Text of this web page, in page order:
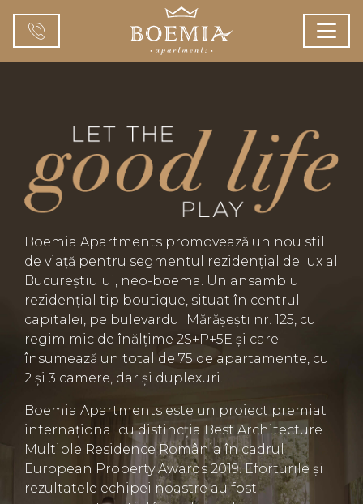
Boemia Apartments promovează un nou stil
de viață pentru segmentul rezidențial de lux al
Bucureștiului, neo-boema. Un ansamblu
rezidențial tip boutique, situat în centrul
capitalei, pe bulevardul Mărășești nr. 125, cu
regim mic de înălțime 2S+P+5E și care
însumează un total de 75 de apartamente, cu
2 și 3 camere, dar și duplexuri.
Boemia Apartments este un proiect premiat
internațional cu distincția Best Architecture
Multiple Residence România în cadrul
European Property Awards 2019. Eforturile și
rezultatele echipei noastre au fost